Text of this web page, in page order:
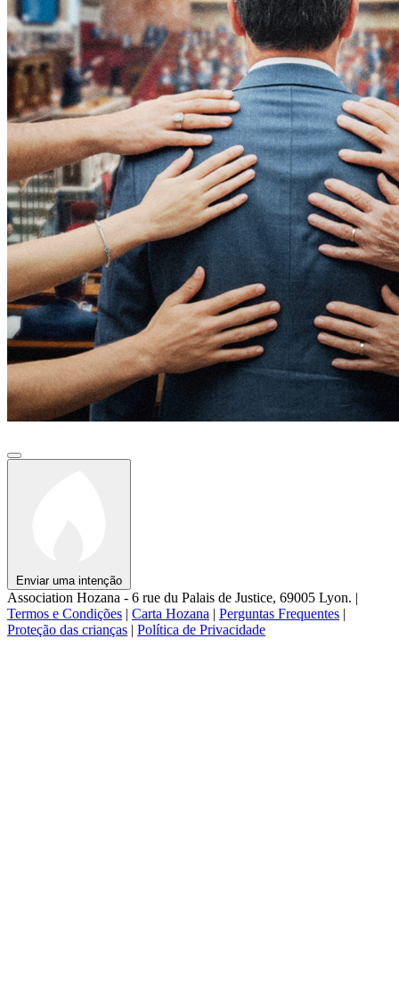
Enviar uma intenção
Association Hozana - 6 rue du Palais de Justice, 69005 Lyon. |
Termos e Condições | Carta Hozana | Perguntas Frequentes |
Proteção das crianças | Política de Privacidade